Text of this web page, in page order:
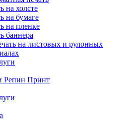
на холсте
на бумаге
на пленке
баннера
на листовых и рулонных
Репин Принт